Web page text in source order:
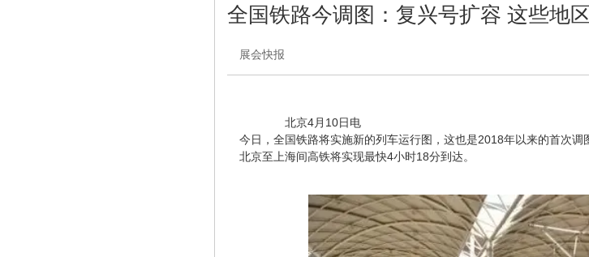
全国铁路今调图：复兴号扩容 这些地
展会快报
北京4月10日电
今日，全国铁路将实施新的列车运行图，这也是2018年以来的首次调
北京至上海间高铁将实现最快4小时18分到达。